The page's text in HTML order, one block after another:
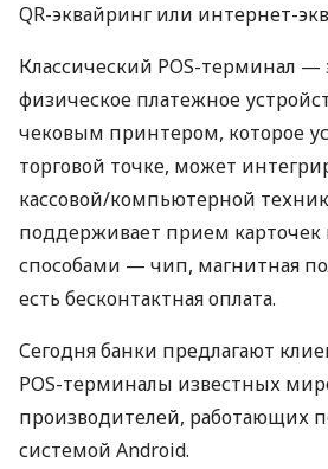
QR-эквайринг или интернет-
Классический POS-терминал —
физическое платежное
чековым принтером, которое
торговой точке, может
кассовой/компьютерной
поддерживает прием карточек
способами — чип, магнитная
есть бесконтактная оплата.
Сегодня банки предлагают
POS-терминалы известных
производителей, работающих
системой Android.